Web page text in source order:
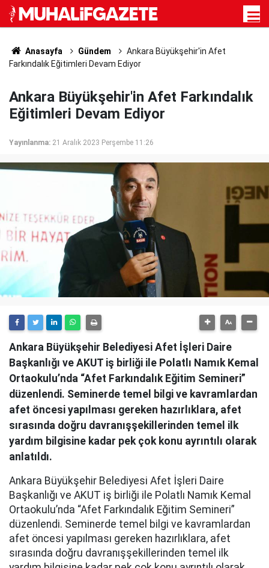
Anasayfa Gündem
Ankara Büyükşehir'in Afet
Farkındalık Eğitimleri Devam Ediyor
Ankara Büyükşehir'in Afet Farkındalık
Eğitimleri Devam Ediyor
Yayınlanma: 21 Aralık 2023 Perşembe 11:26
Ankara Büyükşehir Belediyesi Afet İşleri Daire
Başkanlığı ve AKUT iş birliği ile Polatlı Namık Kemal
Ortaokulu’nda “Afet Farkındalık Eğitim Semineri”
düzenlendi. Seminerde temel bilgi ve kavramlardan
afet öncesi yapılması gereken hazırlıklara, afet
sırasında doğru davranışşekillerinden temel ilk
yardım bilgisine kadar pek çok konu ayrıntılı olarak
anlatıldı.
Ankara Büyükşehir Belediyesi Afet İşleri Daire
Başkanlığı ve AKUT iş birliği ile Polatlı Namık Kemal
Ortaokulu’nda “Afet Farkındalık Eğitim Semineri”
düzenlendi. Seminerde temel bilgi ve kavramlardan
afet öncesi yapılması gereken hazırlıklara, afet
sırasında doğru davranışşekillerinden temel ilk